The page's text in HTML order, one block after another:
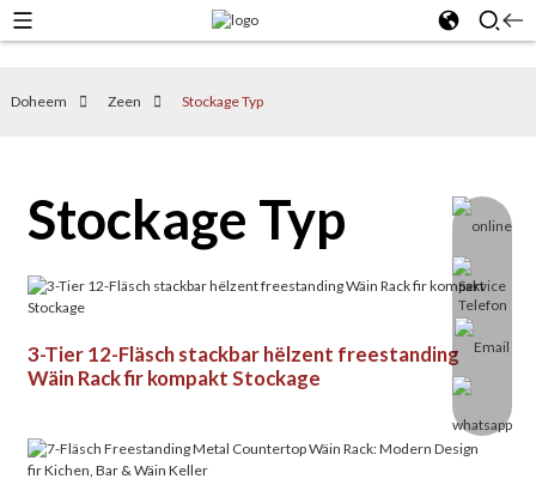
Doheem Zeen Stockage Typ
Stockage Typ
3-Tier 12-Fläsch stackbar hëlzent freestanding
Wäin Rack fir kompakt Stockage